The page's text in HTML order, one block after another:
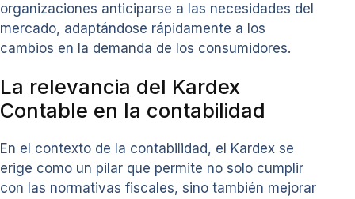
organizaciones anticiparse a las necesidades del
mercado, adaptándose rápidamente a los
cambios en la demanda de los consumidores.
La relevancia del Kardex
Contable en la contabilidad
En el contexto de la contabilidad, el Kardex se
erige como un pilar que permite no solo cumplir
con las normativas fiscales, sino también mejorar